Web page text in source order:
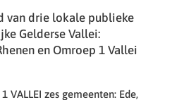
van drie lokale publieke
Gelderse Vallei:
en Omroep 1 Vallei
VALLEI zes gemeenten: Ede,